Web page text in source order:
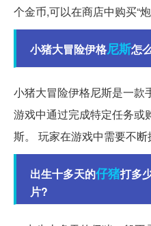
个金币,可以在商店中购买“炮
小猪大冒险伊格尼斯怎
小猪大冒险伊格尼斯是一款
游戏中通过完成特定任务或
斯。 玩家在游戏中需要不断
出生十多天的仔猪打多
片?